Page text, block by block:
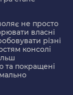
не просто
власні
різні
консолі
та покращені